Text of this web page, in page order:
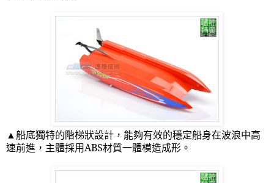
▲船底獨特的階梯狀設計，能夠有效的穩定船身在波浪中高
速前進，主體採用ABS材質一體模造成形。